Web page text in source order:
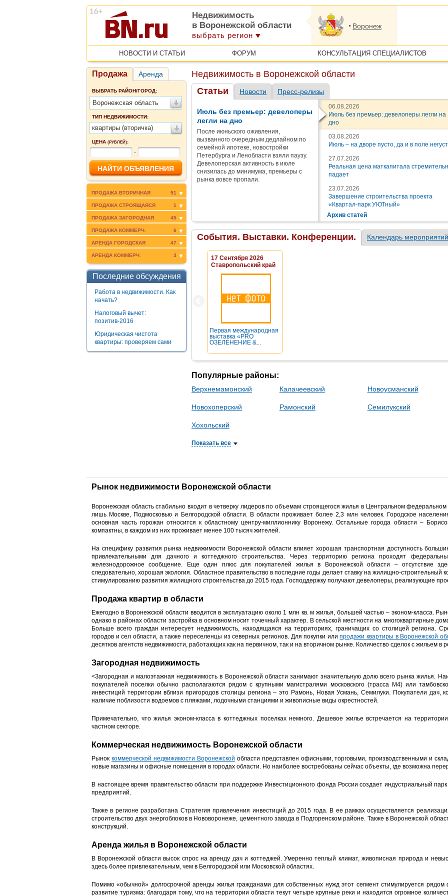
Недвижимость
в Воронежской области
выбрать регион
Воронеж
НОВОСТИ И СТАТЬИ ФОРУМ КОНСУЛЬТАЦИЯ СПЕЦИАЛИСТОВ
Продажа Аренда
ВЫБРАТЬ РАЙОН/ГОРОД:
Воронежская область
ТИП НЕДВИЖИМОСТИ:
квартиры (вторичка)
ЦЕНА (РУБЛЕЙ):
-
ПРОДАЖА ВТОРИЧНАЯ 91
ПРОДАЖА СТРОЯЩАЯСЯ 1
ПРОДАЖА ЗАГОРОДНАЯ 45
ПРОДАЖА КОММЕРЧ. 6
АРЕНДА ГОРОДСКАЯ 47
АРЕНДА КОММЕРЧ. 3
Последние обсуждения
Работа в недвижимости. Как
начать?
Налоговый вычет:
позитив-2016
Юридическая чистота
квартиры: проверяем сами
Недвижимость в Воронежской области
Статьи
Новости Пресс-релизы
Июль без премьер: девелоперы
легли на дно
После июньского оживления,
вызванного очередным дедлайном по
семейной ипотеке, новостройки
Петербурга и Ленобласти взяли паузу.
Девелоперская активность в июле
снизилась до минимума, премьеры с
рынка вовсе пропали.
06.08.2026
Июль без премьер: девелоперы легли на
дно
03.08.2026
Июль – на дворе пусто, да и в поле
27.07.2026
Реальная цена маткапитала
падает
23.07.2026
Завершение строительства проекта
«Квартал-парк УЮТный»
Архив статей
События. Выставки. Конференции. Календарь мероприятий
17 Сентября 2026
Ставропольский край
Первая международная
выставка «PRO
ОЗЕЛЕНЕНИЕ &...
Популярные районы:
Верхнемамонский Калачеевский Новоусманский
Новохоперский Рамонский Семилукский
Хохольский
Показать все
Рынок недвижимости Воронежской области
Воронежская область стабильно входит в четверку лидеров по объемам строящегося жилья в Центральном федеральном
лишь Москве, Подмосковью и Белгородской области. В области проживает более 2,3 млн человек. Городское
основная часть горожан относится к областному центру-миллионнику Воронежу. Остальные города области –
компактны, в каждом из них проживает менее 100 тысяч жителей.
На специфику развития рынка недвижимости Воронежской области влияет хорошая транспортная доступность
привлекательными для дачного и коттеджного строительства. Через территорию региона проходят
железнодорожное сообщение. Еще один плюс для покупателей жилья в Воронежской области – отсутствие
следовательно, хорошая экология. Областное правительство в последние годы делает ставку на жилищно-строительный
стимулированию развития жилищного строительства до 2015 года. Господдержку получают девелоперы, реализующие
Продажа квартир в области
Ежегодно в Воронежской области вводится в эксплуатацию около 1 млн кв. м жилья, большей частью – эконом-класса.
однако в районах области застройка в основном носит точечный характер. В сельской местности на многоквартирные
Больше всего граждан интересует недвижимость, находящаяся на территориях, граничащих со столицей региона.
городов и сел области, а также переселенцы из северных регионов. Для покупки или продажи квартиры в Воронежской
десятков агентств недвижимости, работающих как на первичном, так и на вторичном рынке. Количество сделок с жильем в
Загородная недвижимость
<Загородная и малоэтажная недвижимость в Воронежской области занимают значительную долю всего рынка жилья.
покупателей поселки обычно располагаются рядом с крупными магистралями московского (трасса М4) или
инвестиций территории вблизи пригородов столицы региона – это Рамонь, Новая Усмань, Семилуки. Покупатели дач,
наличие поблизости водоемов с пляжами, лодочными станциями и живописные виды окрестностей.
Примечательно, что жилья эконом-класса в коттеджных поселках немного. Дешевое жилье встречается на
частном секторе.
Коммерческая недвижимость Воронежской области
Рынок коммерческой недвижимости Воронежской области представлен офисными, торговыми, производственными и
новые магазины и офисные помещения в городах области. Но наиболее востребованы сейчас объекты, где возможна
В настоящее время правительство области при поддержке Инвестиционного фонда России создает индустриальный
предприятий.
Также в регионе разработана Стратегия привлечения инвестиций до 2015 года. В ее рамках осуществляется
строительство двух энергоблоков в Нововоронеже, цементного завода в Подгоренском районе. Также в Воронежской
конструкций.
Аренда жилья в Воронежской области
В Воронежской области высок спрос на аренду дач и коттеджей. Умеренно теплый климат, живописная природа и
здесь более привлекательным, чем в Белгородской или Московской областях.
Помимо «обычной» долгосрочной аренды жилья гражданами для собственных нужд этот сегмент стимулируется
развитие туризма: благодаря тому, что на территории области текут четыре крупные реки и находится огромное